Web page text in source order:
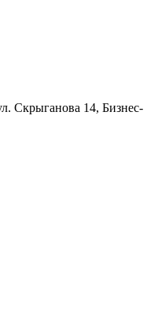
Скрыганова 14, Бизнес-